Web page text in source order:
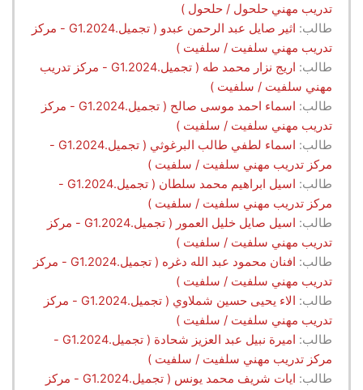
تدريب مهني حلحول / حلحول )
طالب:
اثير صايل عبد الرحمن عبدو ( تجميل.G1.2024 - مركز
تدريب مهني سلفيت / سلفيت )
طالب:
اريج نزار محمد طه ( تجميل.G1.2024 - مركز تدريب
مهني سلفيت / سلفيت )
طالب:
اسماء احمد موسى صالح ( تجميل.G1.2024 - مركز
تدريب مهني سلفيت / سلفيت )
طالب:
اسماء لطفي طالب البرغوثي ( تجميل.G1.2024 -
مركز تدريب مهني سلفيت / سلفيت )
طالب:
اسيل ابراهيم محمد سلطان ( تجميل.G1.2024 -
مركز تدريب مهني سلفيت / سلفيت )
طالب:
اسيل صايل خليل العمور ( تجميل.G1.2024 - مركز
تدريب مهني سلفيت / سلفيت )
طالب:
افنان محمود عبد الله دغره ( تجميل.G1.2024 - مركز
تدريب مهني سلفيت / سلفيت )
طالب:
الاء يحيى حسين شملاوي ( تجميل.G1.2024 - مركز
تدريب مهني سلفيت / سلفيت )
طالب:
اميرة نبيل عبد العزيز شحادة ( تجميل.G1.2024 -
مركز تدريب مهني سلفيت / سلفيت )
طالب:
ايات شريف محمد يونس ( تجميل.G1.2024 - مركز